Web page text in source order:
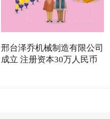
邢台泽乔机械制造有限公司
成立 注册资本30万人民币